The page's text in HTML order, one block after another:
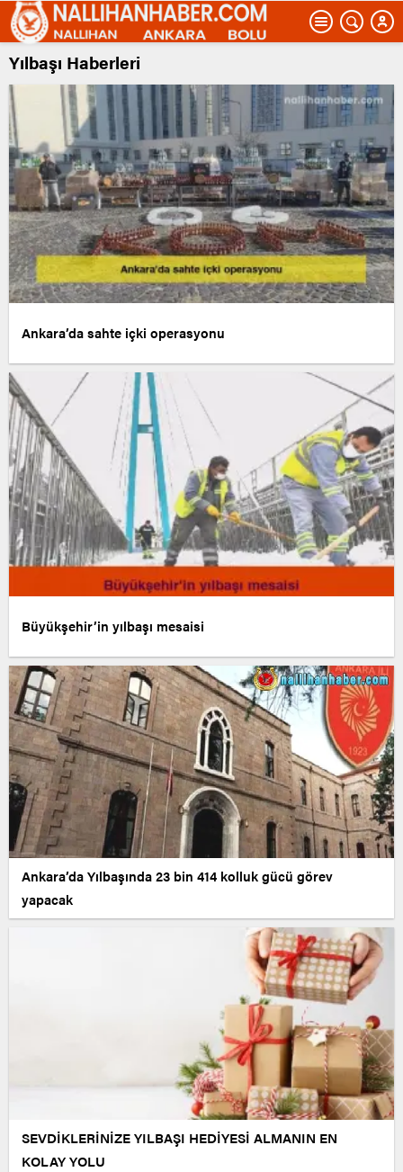
Yılbaşı Haberleri
Ankara’da sahte içki operasyonu
Büyükşehir’in yılbaşı mesaisi
Ankara’da Yılbaşında 23 bin 414 kolluk gücü görev
yapacak
SEVDİKLERİNİZE YILBAŞI HEDİYESİ ALMANIN EN
KOLAY YOLU